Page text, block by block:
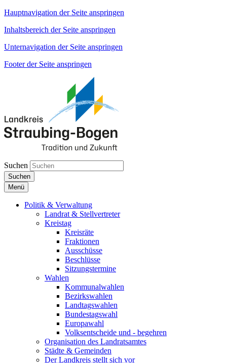
Hauptnavigation der Seite anspringen
Inhaltsbereich der Seite anspringen
Unternavigation der Seite anspringen
Footer der Seite anspringen
Suchen
Suchen
Menü
Politik & Verwaltung
Landrat & Stellvertreter
Kreistag
Kreisräte
Fraktionen
Ausschüsse
Beschlüsse
Sitzungstermine
Wahlen
Kommunalwahlen
Bezirkswahlen
Landtagswahlen
Bundestagswahl
Europawahl
Volksentscheide und - begehren
Organisation des Landratsamtes
Städte & Gemeinden
Der Landkreis stellt sich vor